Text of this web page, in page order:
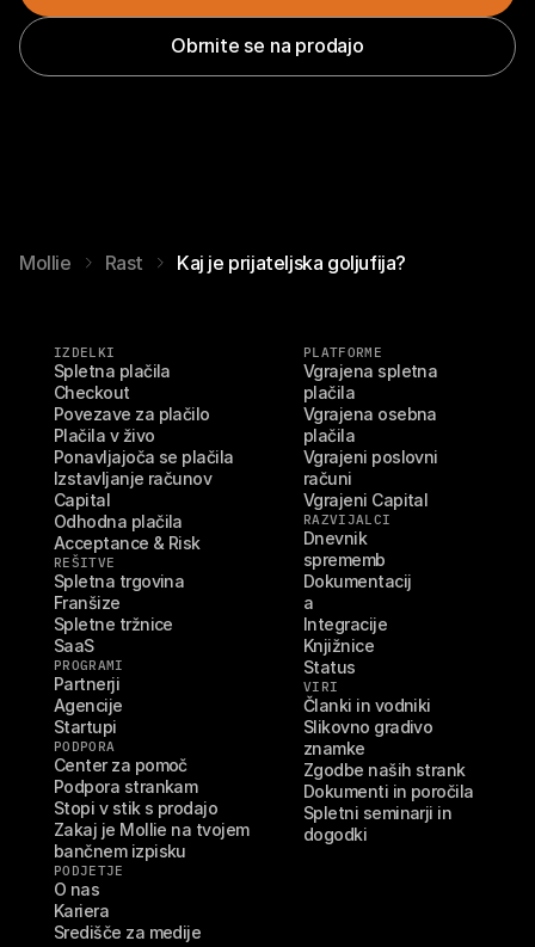
Obrnite se na prodajo
Mollie Rast Kaj je prijateljska goljufija?
IZDELKI
Spletna plačila
Checkout
Povezave za plačilo
Plačila v živo
Ponavljajoča se plačila
Izstavljanje računov
Capital
Odhodna plačila
Acceptance & Risk
REŠITVE
Spletna trgovina
Franšize
Spletne tržnice
SaaS
PROGRAMI
Partnerji
Agencije
Startupi
PODPORA
Center za pomoč
Podpora strankam
Stopi v stik s prodajo
Zakaj je Mollie na tvojem
bančnem izpisku
PODJETJE
O nas
Kariera
Središče za medije
PLATFORME
Vgrajena spletna
plačila
Vgrajena osebna
plačila
Vgrajeni poslovni
računi
Vgrajeni Capital
RAZVIJALCI
Dnevnik
sprememb
Dokumentacij
a
Integracije
Knjižnice
Status
VIRI
Članki in vodniki
Slikovno gradivo
znamke
Zgodbe naših strank
Dokumenti in poročila
Spletni seminarji in
dogodki